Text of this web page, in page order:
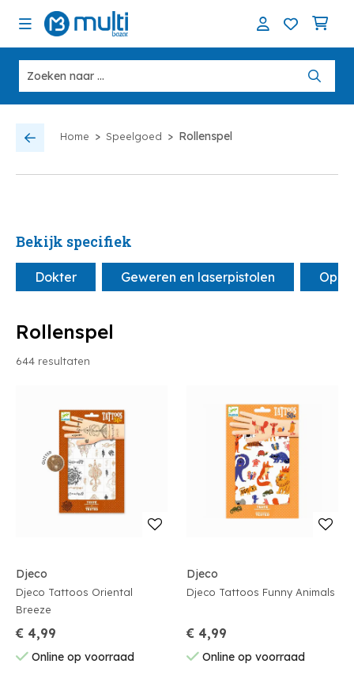
Home > Speelgoed > Rollenspel
Bekijk specifiek
Dokter Geweren en laserpistolen
Rollenspel
644 resultaten
Djeco
Djeco Tattoos Oriental
Breeze
€ 4,99
Online op voorraad
Djeco
Djeco Tattoos Funny Animals
€ 4,99
Online op voorraad